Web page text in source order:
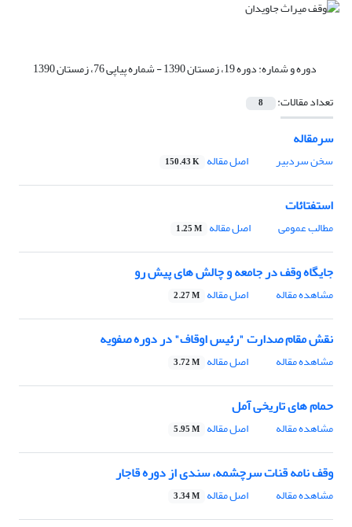
دوره و شماره:دوره 19، زمستان 1390 - شماره پیاپی 76، زمستان 1390
تعداد مقالات:
8
سرمقاله
سخن سردبیر اصل مقاله 150.43 K
استفتائات
مطالب عمومی اصل مقاله 1.25 M
جایگاه وقف در جامعه و چالش های پیش رو
مشاهده مقاله اصل مقاله 2.27 M
نقش مقام صدارت "رئیس اوقاف" در دوره صفویه
مشاهده مقاله اصل مقاله 3.72 M
حمام های تاریخی آمل
مشاهده مقاله اصل مقاله 5.95 M
وقف نامه قنات سرچشمه، سندی از دوره قاجار
مشاهده مقاله اصل مقاله 3.34 M